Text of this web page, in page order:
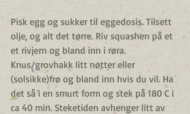
Pisk egg og sukker til eggedosis. Tilsett
olje, og alt det tørre. Riv squashen på et
et rivjern og bland inn i røra.
Knus/grovhakk litt nøtter eller
(solsikke)frø og bland inn hvis du vil. Ha
det så i en smurt form og stek på 180 C i
ca 40 min. Steketiden avhenger litt av